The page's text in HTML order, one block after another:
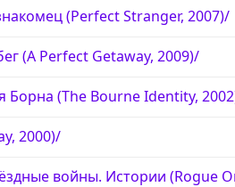
(Perfect Stranger, 2007)/
(A Perfect Getaway, 2009)/
Борна (The Bourne Identity,
2000)/
войны. Истории (Rogue